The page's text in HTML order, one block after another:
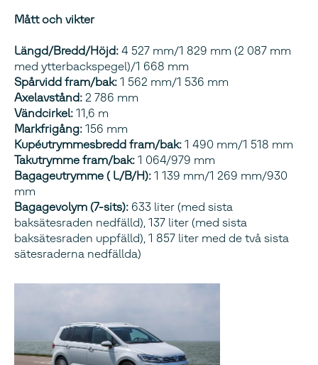
Mått och vikter
Längd/Bredd/Höjd: 4 527 mm/1 829 mm (2 087 mm
med ytterbackspegel)/1 668 mm
Spårvidd fram/bak: 1 562 mm/1 536 mm
Axelavstånd: 2 786 mm
Vändcirkel: 11,6 m
Markfrigång: 156 mm
Kupéutrymmesbredd fram/bak: 1 490 mm/1 518 mm
Takutrymme fram/bak: 1 064/979 mm
Bagageutrymme ( L/B/H): 1 139 mm/1 269 mm/930
mm
Bagagevolym (7-sits): 633 liter (med sista
baksätesraden nedfälld), 137 liter (med sista
baksätesraden uppfälld), 1 857 liter med de två sista
sätesraderna nedfällda)